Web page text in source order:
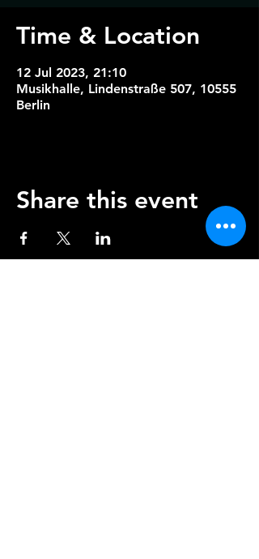
Time & Location
12 Jul 2023, 21:10
Musikhalle, Lindenstraße 507, 10555
Berlin
Share this event